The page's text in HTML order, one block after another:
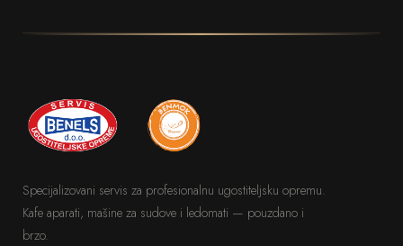
Specijalizovani servis za profesionalnu ugostiteljsku opremu.
Kafe aparati, mašine za sudove i ledomati — pouzdano i
brzo.